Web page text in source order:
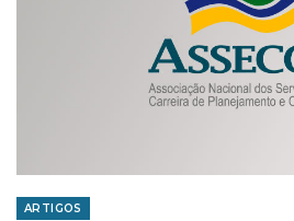
ARTIGOS